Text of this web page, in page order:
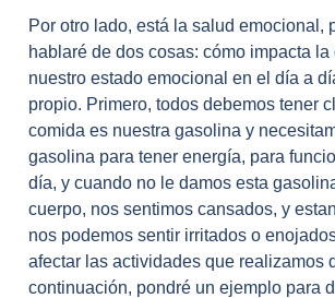
Por otro lado, está la salud emocional,
hablaré de dos cosas: cómo impacta la
nuestro estado emocional en el día a
propio. Primero, todos debemos tener
comida es nuestra gasolina y
gasolina para tener energía, para
día, y cuando no le damos esta
cuerpo, nos sentimos cansados, y
nos podemos sentir irritados o
afectar las actividades que realizamos
continuación, pondré un ejemplo para